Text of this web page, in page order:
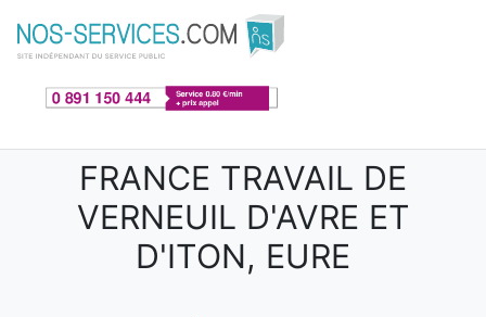
Aller au contenu principal
FRANCE TRAVAIL DE
VERNEUIL D'AVRE ET
D'ITON, EURE